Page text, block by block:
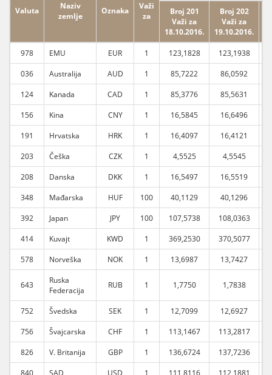
Valuta
Naziv
zemlje
Oznaka
Važi
za
Broj 201
Važi za
18.10.2016.
Broj 202
Važi za
19.10.2016.
978 EMU EUR 1 123,1828 123,1938
036
Australija AUD 1 85,7222 86,0592
124
Kanada CAD 1 85,3776 85,5631
156
Kina CNY 1 16,5845 16,6496
191
Hrvatska HRK 1 16,4097 16,4121
203
Češka CZK 1 4,5525
4,5545
208
Danska DKK 1 16,5497 16,5519
348
Mađarska HUF 100 40,1129 40,1296
392
Japan JPY 100 107,5738 108,0363
414
Kuvajt KWD 1 369,2530 370,5077
578
Norveška NOK 1 13,6987 13,7427
643
Ruska
Federacija
RUB 1 1,7750 1,7838
752 Švedska SEK 1 12,7099 12,6927
756
Švajcarska CHF 1 113,1467 113,2817
826
V. Britanija GBP 1 136,6724 137,7236
840
SAD USD 1 111,8116 112,1881